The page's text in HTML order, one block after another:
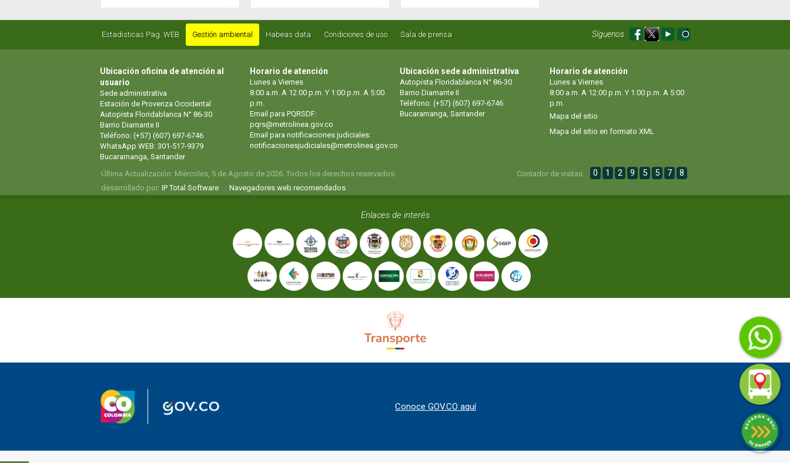
Estadisticas Pag. WEB Gestión ambiental Habeas data Condiciones de uso Sala de prensa Síguenos
Ubicación oficina de atención al
usuario
Sede administrativa
Estación de Provenza Occidental
Autopista Floridablanca N° 86-30
Barrio Diamante II
Teléfono: (+57) (607) 697-6746
WhatsApp WEB: 301-517-9379
Bucaramanga, Santander
Horario de atención
Lunes a Viernes
8:00 a.m. A 12:00 p.m. Y 1:00 p.m. A 5:00
p.m.
Email para PQRSDF:
pqrs@metrolinea.gov.co
Email para notificaciones judiciales:
notificacionesjudiciales@metrolinea.gov.co
Ubicación sede administrativa
Autopista Floridablanca N° 86-30
Barrio Diamante II
Teléfono: (+57) (607) 697-6746
Bucaramanga, Santander
Horario de atención
Lunes a Viernes
8:00 a.m. A 12:00 p.m. Y 1:00 p.m. A 5:00
p.m.
Mapa del sitio
Mapa del sitio en formato XML
Última Actualización: Miércoles, 5 de Agosto de 2026. Todos los derechos reservados.
desarrollado por: IP Total Software Navegadores web recomendados
Contador de visitas: 0 1 2 9 5 5 7 8
Enlaces de interés
Conoce GOV.CO aquí